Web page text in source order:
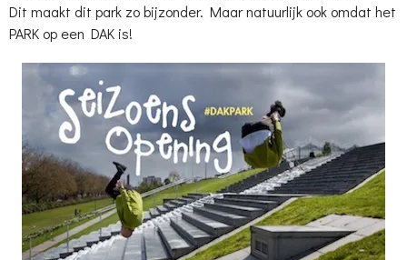
Dit maakt dit park zo bijzonder. Maar natuurlijk ook omdat het
PARK op een DAK is!